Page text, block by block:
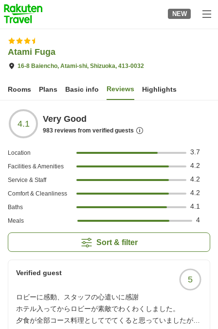
to
top
page
NEW
Atami Fuga
16-8 Baiencho, Atami-shi, Shizuoka, 413-0032
Rooms Plans Basic info Reviews Highlights
4.1 Very Good
983 reviews from verified guests
Location 3.7
Facilities & Amenities 4.2
Service & Staff 4.2
Comfort & Cleanliness 4.2
Baths 4.1
Meals 4
Sort & filter
Verified guest
5
ロビーに感動、スタッフの心遣いに感謝
ホテル入ってからロビーが素敵でわくわくしました。
夕食が全部コース料理としてでてくると思っていましたがハ